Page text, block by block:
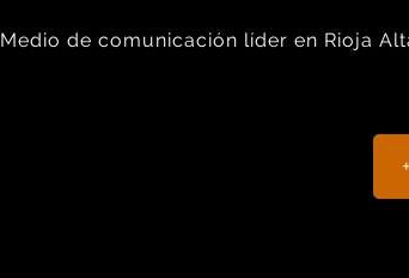
Medio de comunicación líder en Rioja